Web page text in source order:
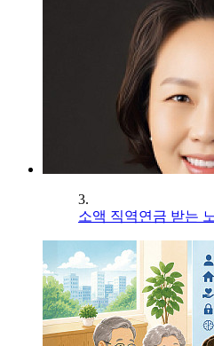
3.
소액 직역연금 받는